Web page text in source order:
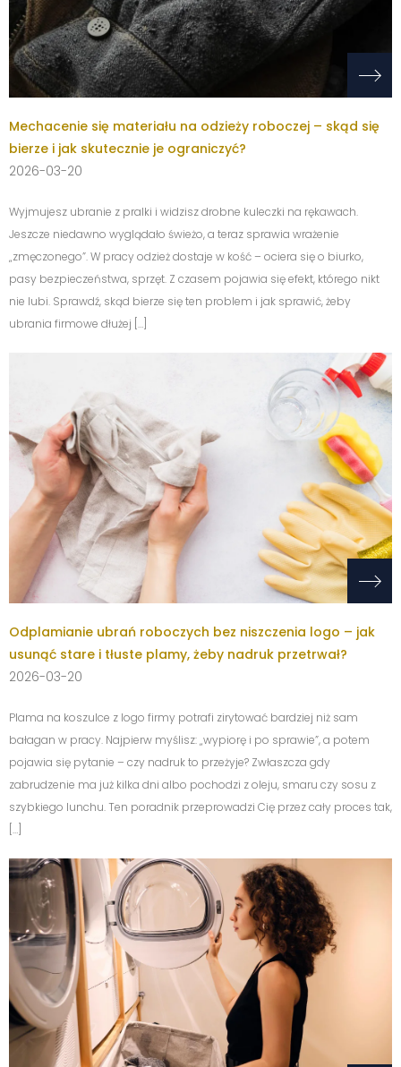
Mechacenie się materiału na odzieży roboczej – skąd się
bierze i jak skutecznie je ograniczyć?
2026-03-20
Wyjmujesz ubranie z pralki i widzisz drobne kuleczki na rękawach.
Jeszcze niedawno wyglądało świeżo, a teraz sprawia wrażenie
„zmęczonego”. W pracy odzież dostaje w kość – ociera się o biurko,
pasy bezpieczeństwa, sprzęt. Z czasem pojawia się efekt, którego nikt
nie lubi. Sprawdź, skąd bierze się ten problem i jak sprawić, żeby
ubrania firmowe dłużej […]
Odplamianie ubrań roboczych bez niszczenia logo – jak
usunąć stare i tłuste plamy, żeby nadruk przetrwał?
2026-03-20
Plama na koszulce z logo firmy potrafi zirytować bardziej niż sam
bałagan w pracy. Najpierw myślisz: „wypiorę i po sprawie”, a potem
pojawia się pytanie – czy nadruk to przeżyje? Zwłaszcza gdy
zabrudzenie ma już kilka dni albo pochodzi z oleju, smaru czy sosu z
szybkiego lunchu. Ten poradnik przeprowadzi Cię przez cały proces tak,
[…]